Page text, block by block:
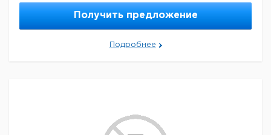
Получить предложение
Подробнее